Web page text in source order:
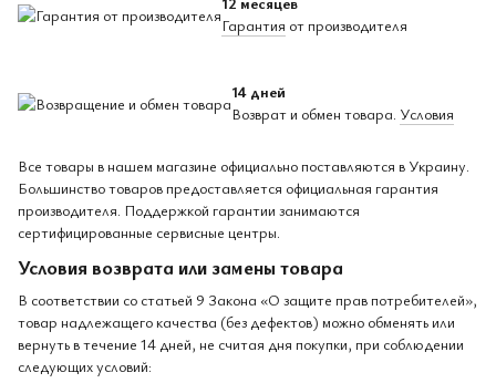
Гарантия от производителя
14 дней
Возврат и обмен товара. Условия
Все товары в нашем магазине официально поставляются в Украину.
Большинство товаров предоставляется официальная гарантия
производителя. Поддержкой гарантии занимаются
сертифицированные сервисные центры.
Условия возврата или замены товара
В соответствии со статьей 9 Закона «О защите прав потребителей»,
товар надлежащего качества (без дефектов) можно обменять или
вернуть в течение 14 дней, не считая дня покупки, при соблюдении
следующих условий: